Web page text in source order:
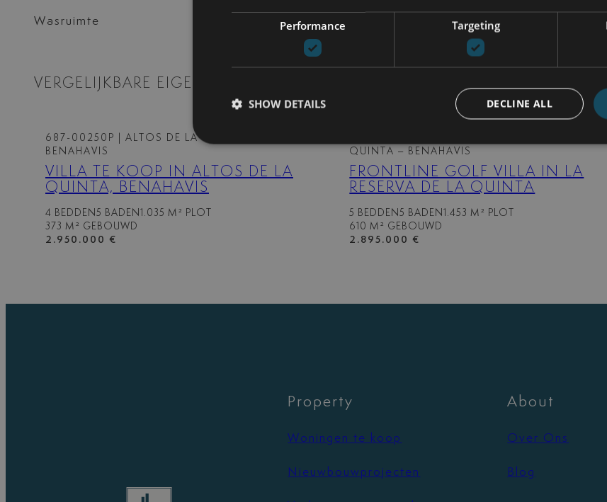
Wasruimte
Woonkamer airconditioning
VERGELIJKBARE EIGENSCHAPPEN
687-00250P
| ALTOS DE LA QUINTA –
BENAHAVIS
VILLA TE KOOP IN ALTOS DE LA
QUINTA, BENAHAVIS
4 BEDDEN 5 BADEN 1.035 M² PLOT
373 M² GEBOUWD
2.950.000 €
QUINTA – BENAHAVIS
FRONTLINE GOLF VILLA IN LA
RESERVA DE LA QUINTA
5 BEDDEN5 BADEN1.453 M² PLOT
610 M² GEBOUWD
2.895.000 €
Property
Woningen te koop
Nieuwbouwprojecten
About
Over Ons
Blog
Performance Targeting
DECLINE ALL
SHOW DETAILS